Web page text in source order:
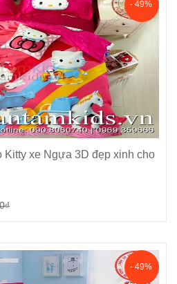
sản phẩm
- 49%
Kitty xe Ngựa 3D đẹp xinh cho
- 49%